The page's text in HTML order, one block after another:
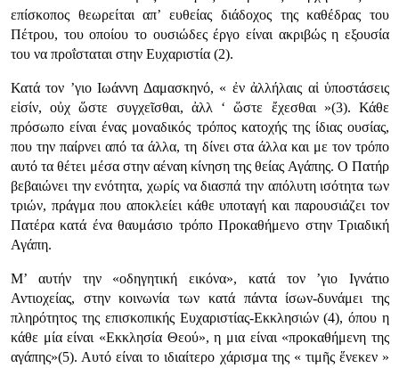
επίσκοπος θεωρείται απ’ ευθείας διάδοχος της καθέδρας του
Πέτρου, του οποίου το ουσιώδες έργο είναι ακριβώς η εξουσία
του να προΐσταται στην Ευχαριστία (2).
Κατά τον ’γιο Ιωάννη Δαμασκηνό, « ἐν ἀλλήλαις αἱ ὑποστάσεις
εἰσίν, οὐχ ὥστε συγχεῖσθαι, ἀλλ ‘ ὥστε ἔχεσθαι »(3). Κάθε
πρόσωπο είναι ένας μοναδικός τρόπος κατοχής της ίδιας ουσίας,
που την παίρνει από τα άλλα, τη δίνει στα άλλα και με τον τρόπο
αυτό τα θέτει μέσα στην αέναη κίνηση της θείας Αγάπης. Ο Πατήρ
βεβαιώνει την ενότητα, χωρίς να διασπά την απόλυτη ισότητα των
τριών, πράγμα που αποκλείει κάθε υποταγή και παρουσιάζει τον
Πατέρα κατά ένα θαυμάσιο τρόπο Προκαθήμενο στην Τριαδική
Αγάπη.
Μ’ αυτήν την «οδηγητική εικόνα», κατά τον ’γιο Ιγνάτιο
Αντιοχείας, στην κοινωνία των κατά πάντα ίσων-δυνάμει της
πληρότητος της επισκοπικής Ευχαριστίας-Εκκλησιών (4), όπου η
κάθε μία είναι «Εκκλησία Θεού», η μια είναι «προκαθήμενη της
αγάπης»(5). Αυτό είναι το ιδιαίτερο χάρισμα της « τιμῆς ἕνεκεν »